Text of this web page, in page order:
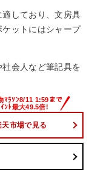
しており、文房具
ットにはシャープ
会人など筆記具を
天市場で見る